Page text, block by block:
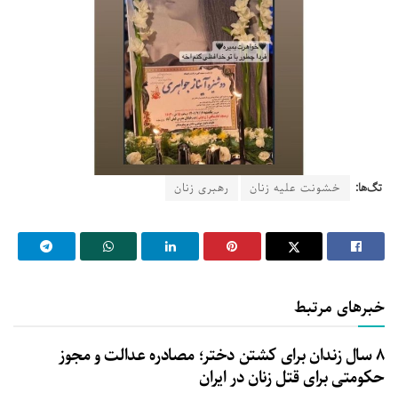
تگ‌ها: خشونت علیه زنان رهبری زنان
خبرهای مرتبط
۸ سال زندان برای کشتن دختر؛ مصادره عدالت و مجوز
حکومتی برای قتل زنان در ایران